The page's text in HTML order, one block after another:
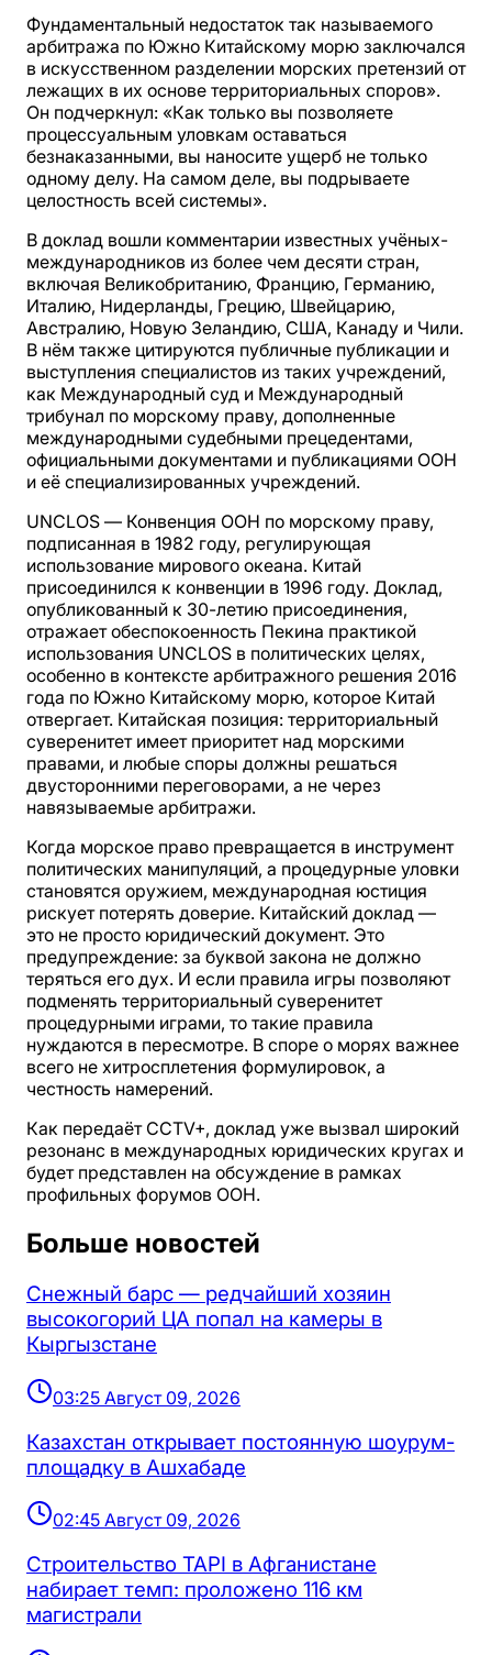
Фундаментальный недостаток так называемого
арбитража по Южно Китайскому морю заключался
в искусственном разделении морских претензий от
лежащих в их основе территориальных споров».
Он подчеркнул: «Как только вы позволяете
процессуальным уловкам оставаться
безнаказанными, вы наносите ущерб не только
одному делу. На самом деле, вы подрываете
целостность всей системы».
В доклад вошли комментарии известных учёных-
международников из более чем десяти стран,
включая Великобританию, Францию, Германию,
Италию, Нидерланды, Грецию, Швейцарию,
Австралию, Новую Зеландию, США, Канаду и Чили.
В нём также цитируются публичные публикации и
выступления специалистов из таких учреждений,
как Международный суд и Международный
трибунал по морскому праву, дополненные
международными судебными прецедентами,
официальными документами и публикациями ООН
и её специализированных учреждений.
UNCLOS — Конвенция ООН по морскому праву,
подписанная в 1982 году, регулирующая
использование мирового океана. Китай
присоединился к конвенции в 1996 году. Доклад,
опубликованный к 30-летию присоединения,
отражает обеспокоенность Пекина практикой
использования UNCLOS в политических целях,
особенно в контексте арбитражного решения 2016
года по Южно Китайскому морю, которое Китай
отвергает. Китайская позиция: территориальный
суверенитет имеет приоритет над морскими
правами, и любые споры должны решаться
двусторонними переговорами, а не через
навязываемые арбитражи.
Когда морское право превращается в инструмент
политических манипуляций, а процедурные уловки
становятся оружием, международная юстиция
рискует потерять доверие. Китайский доклад —
это не просто юридический документ. Это
предупреждение: за буквой закона не должно
теряться его дух. И если правила игры позволяют
подменять территориальный суверенитет
процедурными играми, то такие правила
нуждаются в пересмотре. В споре о морях важнее
всего не хитросплетения формулировок, а
честность намерений.
Как передаёт CCTV+, доклад уже вызвал широкий
резонанс в международных юридических кругах и
будет представлен на обсуждение в рамках
профильных форумов ООН.
Больше новостей
Снежный барс — редчайший хозяин
высокогорий ЦА попал на камеры в
Кыргызстане
03:25 Август 09, 2026
Казахстан открывает постоянную шоурум-
площадку в Ашхабаде
02:45 Август 09, 2026
Строительство TAPI в Афганистане
набирает темп: проложено 116 км
магистрали